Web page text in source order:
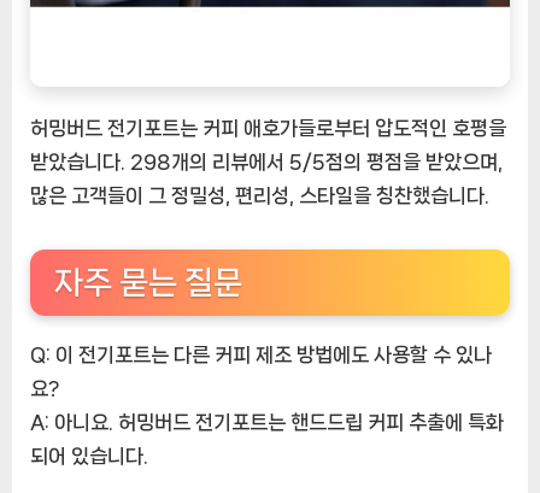
허밍버드 전기포트는 커피 애호가들로부터 압도적인 호평을
받았습니다. 298개의 리뷰에서 5/5점의 평점을 받았으며,
많은 고객들이 그 정밀성, 편리성, 스타일을 칭찬했습니다.
자주 묻는 질문
Q: 이 전기포트는 다른 커피 제조 방법에도 사용할 수 있나
요?
A: 아니요. 허밍버드 전기포트는 핸드드립 커피 추출에 특화
되어 있습니다.